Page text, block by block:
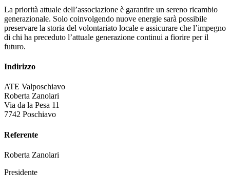
La priorità attuale dell’associazione è garantire un sereno ricambio
generazionale. Solo coinvolgendo nuove energie sarà possibile
preservare la storia del volontariato locale e assicurare che l’impegno
di chi ha preceduto l’attuale generazione continui a fiorire per il
futuro.
Indirizzo
ATE Valposchiavo
Roberta Zanolari
Via da la Pesa 11
7742 Poschiavo
Referente
Roberta Zanolari
Presidente